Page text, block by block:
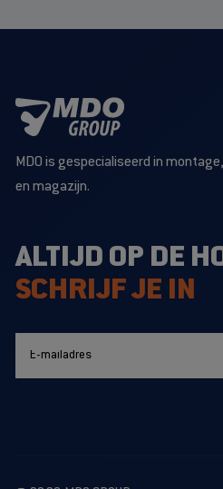
MDO is gespecialiseerd in
en magazijn.
ALTIJD OP DE
SCHRIJF JE IN